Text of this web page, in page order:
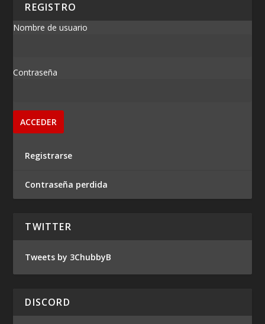
REGISTRO
Nombre de usuario
Contraseña
Registrarse
Contraseña perdida
TWITTER
Tweets by 3ChubbyB
DISCORD